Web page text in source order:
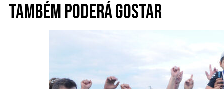
Também poderá gostar